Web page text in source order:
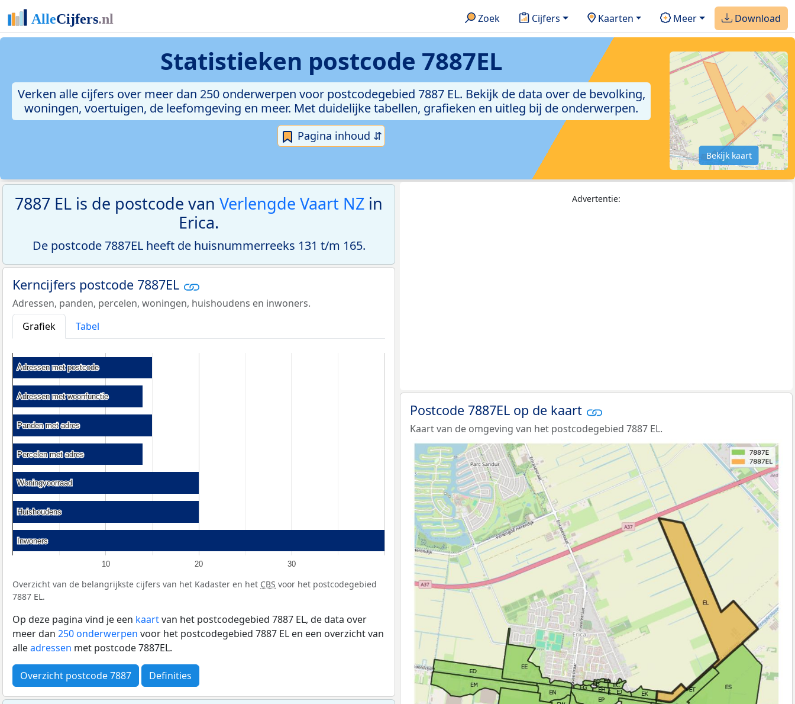
Zoek Cijfers Kaarten Meer Download
Statistieken postcode 7887EL
Verken alle cijfers over meer dan 250 onderwerpen voor postcodegebied 7887 EL. Bekijk de data over de bevolking,
woningen, voertuigen, de leefomgeving en meer. Met duidelijke tabellen, grafieken en uitleg bij de onderwerpen.
Pagina inhoud ⇵
Bekijk kaart
7887 EL is de postcode van Verlengde Vaart NZ in
Erica.
De postcode 7887EL heeft de huisnummerreeks 131 t/m 165.
Kerncijfers postcode 7887EL
Adressen, panden, percelen, woningen, huishoudens en inwoners.
Grafiek
Tabel
10 20 30
Adressen met postcode
Adressen met postcode
Adressen met woonfunctie
Adressen met woonfunctie
Panden met adres
Panden met adres
Percelen met adres
Percelen met adres
Woningvoorraad
Woningvoorraad
Huishoudens
Huishoudens
Inwoners
Inwoners
Overzicht van de belangrijkste cijfers van het Kadaster en het CBS voor het postcodegebied
7887 EL.
Op deze pagina vind je een kaartvan het postcodegebied 7887 EL, de data over
meer dan 250 onderwerpen voor het postcodegebied 7887 EL en een overzicht van
alleadressen met postcode 7887EL.
Overzicht postcode 7887 Definities
Advertentie:
Postcode 7887EL op de kaart
Kaart van de omgeving van het postcodegebied 7887 EL.